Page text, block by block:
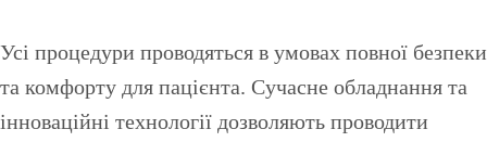
Усі процедури проводяться в умовах повної безпеки
та комфорту для пацієнта. Сучасне обладнання та
інноваційні технології дозволяють проводити